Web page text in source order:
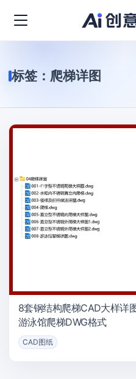
标签： 爬梯详图
8套钢结构爬梯CAD大样详
游泳馆爬梯DWG格式
CAD图纸